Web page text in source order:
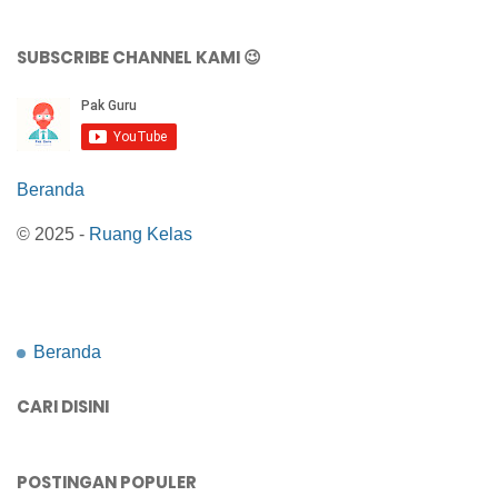
SUBSCRIBE CHANNEL KAMI 😉
Beranda
© 2025 - Ruang Kelas
Beranda
CARI DISINI
POSTINGAN POPULER